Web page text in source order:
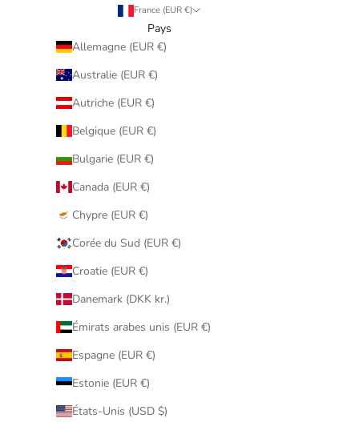
France (EUR €)
Pays
Allemagne (EUR €)
Australie (EUR €)
Autriche (EUR €)
Belgique (EUR €)
Bulgarie (EUR €)
Canada (EUR €)
Chypre (EUR €)
Corée du Sud (EUR €)
Croatie (EUR €)
Danemark (DKK kr.)
Émirats arabes unis (EUR €)
Espagne (EUR €)
Estonie (EUR €)
États-Unis (USD $)